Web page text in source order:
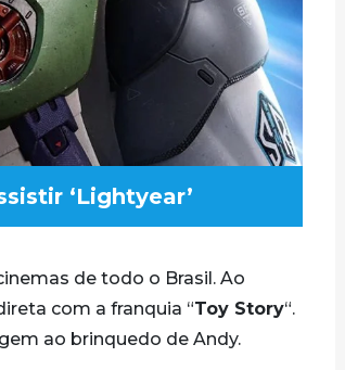
‘Lightyear’
de todo o Brasil. Ao
com a franquia “Toy Story“.
ao brinquedo de Andy.